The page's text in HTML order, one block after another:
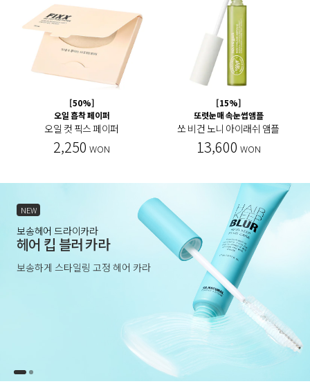
[50%]
오일 흡착 페이퍼
오일 컷 픽스 페이퍼
2,250 WON
[15%]
또렷눈매 속눈썹앰플
쏘 비건 노니 아이래쉬 앰플
13,600 WON
NEW
보송헤어 드라이카라
헤어 킵 블러 카라
보송하게 스타일링 고정 헤어 카라